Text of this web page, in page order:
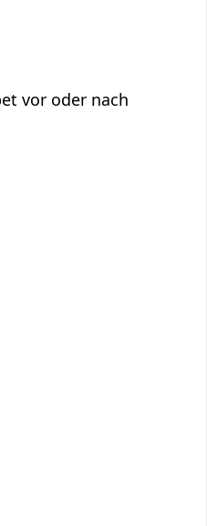
vor oder nach